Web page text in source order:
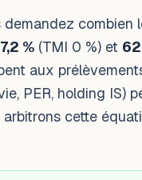
combien
% (TMI 0 %) et
aux
PER, holding IS)
arbitrons cette